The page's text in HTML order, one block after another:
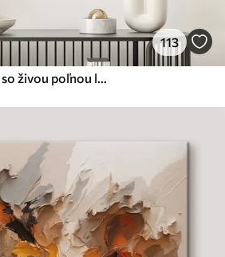
113
Svieža vidiecka krajina so živou poľnou lúkou plnou farebných kvetov pod zamračenou oblohou